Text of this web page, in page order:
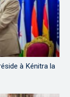
à Kénitra la